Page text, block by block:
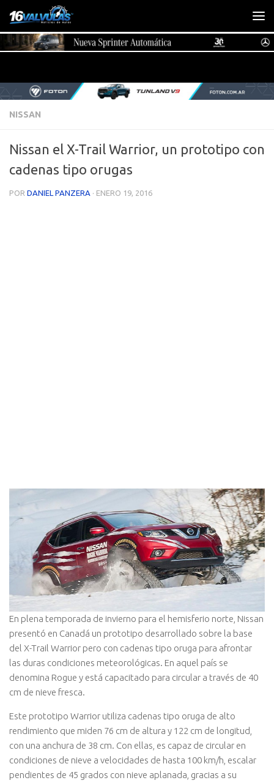
Saltar al contenido
NISSAN
Nissan el X-Trail Warrior, un prototipo con
cadenas tipo orugas
POR DANIEL PANZERA · ENERO 19, 2016
En plena temporada de invierno para el hemisferio norte, Nissan
presentó en Canadá un prototipo desarrollado sobre la base
del X-Trail Warrior pero con cadenas tipo oruga para afrontar
las duras condiciones meteorológicas. En aquel país se
denomina Rogue y está capacitado para circular a través de 40
cm de nieve fresca.
Este prototipo Warrior utiliza cadenas tipo oruga de alto
rendimiento que miden 76 cm de altura y 122 cm de longitud,
con una anchura de 38 cm. Con ellas, es capaz de circular en
condiciones de nieve a velocidades de hasta 100 km/h, escalar
pendientes de 45 grados con nieve aplanada, gracias a su